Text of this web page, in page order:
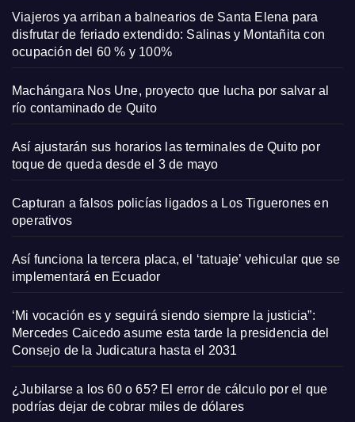
Viajeros ya arriban a balnearios de Santa Elena para
disfrutar de feriado extendido: Salinas y Montañita con
ocupación del 60 % y 100%
Machángara Nos Une, proyecto que lucha por salvar al
río contaminado de Quito
Así ajustarán sus horarios las terminales de Quito por
toque de queda desde el 3 de mayo
Capturan a falsos policías ligados a Los Tiguerones en
operativos
Así funciona la tercera placa, el ‘tatuaje’ vehicular que se
implementará en Ecuador
‘Mi vocación es y seguirá siendo siempre la justicia”:
Mercedes Caicedo asume esta tarde la presidencia del
Consejo de la Judicatura hasta el 2031
¿Jubilarse a los 60 o 65? El error de cálculo por el que
podrías dejar de cobrar miles de dólares